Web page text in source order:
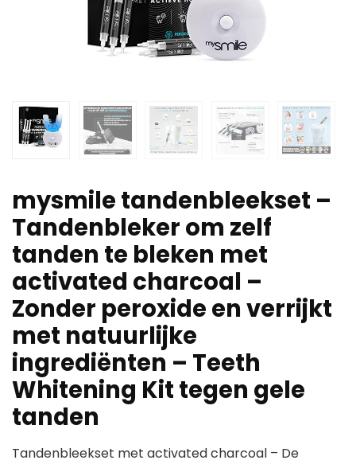
mysmile tandenbleekset –
Tandenbleker om zelf
tanden te bleken met
activated charcoal –
Zonder peroxide en verrijkt
met natuurlijke
ingrediënten – Teeth
Whitening Kit tegen gele
tanden
Tandenbleekset met activated charcoal – De